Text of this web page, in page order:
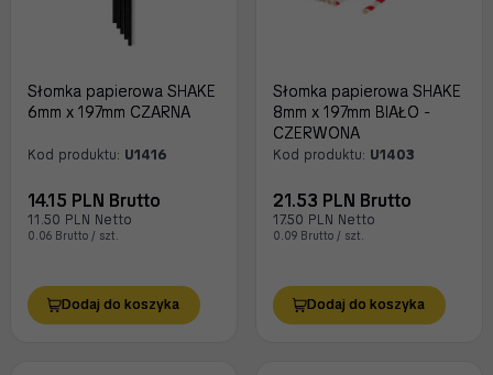
Słomka papierowa SHAKE
6mm x 197mm CZARNA
Kod produktu: U1416
14.15 PLN Brutto
11.50 PLN Netto
0.06 Brutto / szt.
Dodaj do koszyka
Słomka papierowa SHAKE
8mm x 197mm BIAŁO -
CZERWONA
Kod produktu: U1403
21.53 PLN Brutto
17.50 PLN Netto
0.09 Brutto / szt.
Dodaj do koszyka